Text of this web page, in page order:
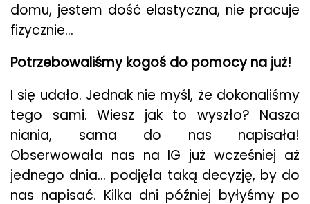
domu, jestem dość elastyczna, nie pracuje
fizycznie…
Potrzebowaliśmy kogoś do pomocy na już!
I się udało. Jednak nie myśl, że dokonaliśmy
tego sami. Wiesz jak to wyszło? Nasza
niania, sama do nas napisała!
Obserwowała nas na IG już wcześniej aż
jednego dnia… podjęła taką decyzję, by do
nas napisać. Kilka dni później byłyśmy po